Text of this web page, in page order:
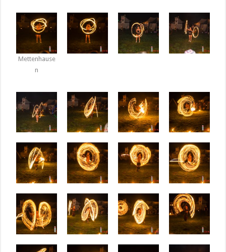
Mettenhause
n